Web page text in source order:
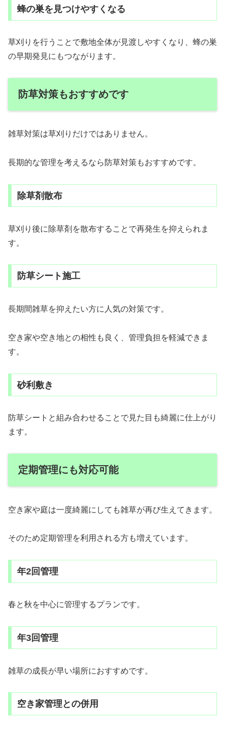
蜂の巣を見つけやすくなる
草刈りを行うことで敷地全体が見渡しやすくなり、蜂の巣
の早期発見にもつながります。
防草対策もおすすめです
雑草対策は草刈りだけではありません。
長期的な管理を考えるなら防草対策もおすすめです。
除草剤散布
草刈り後に除草剤を散布することで再発生を抑えられま
す。
防草シート施工
長期間雑草を抑えたい方に人気の対策です。
空き家や空き地との相性も良く、管理負担を軽減できま
す。
砂利敷き
防草シートと組み合わせることで見た目も綺麗に仕上がり
ます。
定期管理にも対応可能
空き家や庭は一度綺麗にしても雑草が再び生えてきます。
そのため定期管理を利用される方も増えています。
年2回管理
春と秋を中心に管理するプランです。
年3回管理
雑草の成長が早い場所におすすめです。
空き家管理との併用